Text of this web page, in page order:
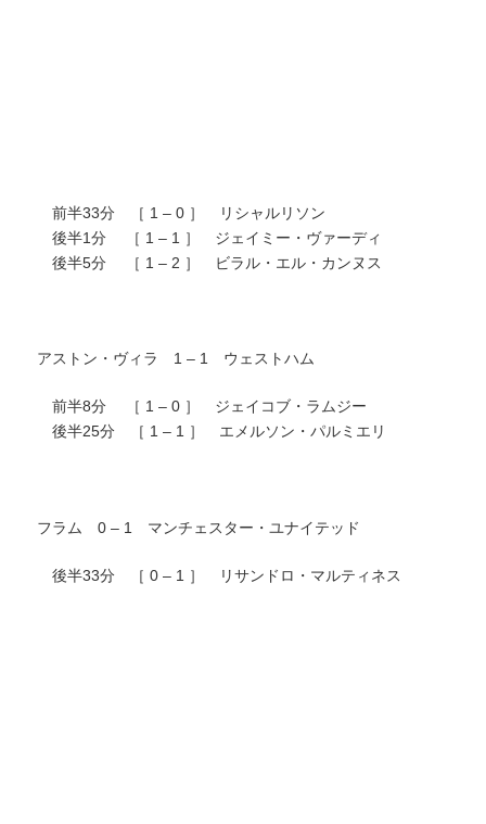
前半33分 ［ 1 – 0 ］ リシャルリソン
後半1分 ［ 1 – 1 ］ ジェイミー・ヴァーディ
後半5分 ［ 1 – 2 ］ ビラル・エル・カンヌス
アストン・ヴィラ 1 – 1 ウェストハム
前半8分 ［ 1 – 0 ］ ジェイコブ・ラムジー
後半25分 ［ 1 – 1 ］ エメルソン・パルミエリ
フラム 0 – 1 マンチェスター・ユナイテッド
後半33分 ［ 0 – 1 ］ リサンドロ・マルティネス